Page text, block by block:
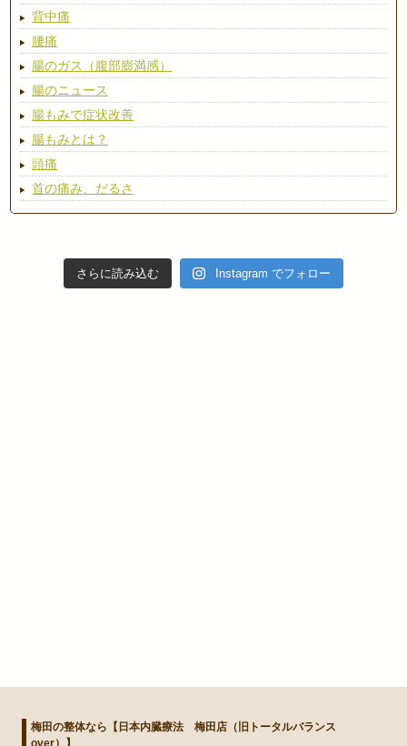
背中痛
腰痛
腸のガス（腹部膨満感）
腸のニュース
腸もみで症状改善
腸もみとは？
頭痛
首の痛み、だるさ
さらに読み込む Instagram でフォロー
梅田の整体なら【日本内臓療法 梅田店（旧トータルバランス
over）】